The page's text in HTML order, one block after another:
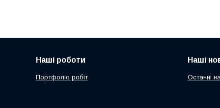
Наші роботи
Портфоліо робіт
Наші
Останні